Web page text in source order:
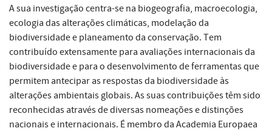
A sua investigação centra-se na biogeografia, macroecologia,
ecologia das alterações climáticas, modelação da
biodiversidade e planeamento da conservação. Tem
contribuído extensamente para avaliações internacionais da
biodiversidade e para o desenvolvimento de ferramentas que
permitem antecipar as respostas da biodiversidade às
alterações ambientais globais. As suas contribuições têm sido
reconhecidas através de diversas nomeações e distinções
nacionais e internacionais. É membro da Academia Europaea